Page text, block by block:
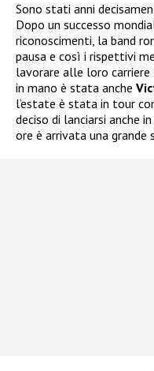
Sono stati anni
Dopo un successo
riconoscimenti, la band
pausa e così i rispettivi
lavorare alle loro carriere
in mano è stata anche
l’estate è stata in tour
deciso di lanciarsi anche
ore è arrivata una